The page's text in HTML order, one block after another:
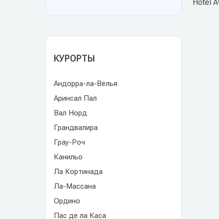
КУРОРТЫ
Андорра-ла-Велья
Аринсал Пал
Вал Норд
Грандвалира
Грау-Роч
Канильо
Ла Кортинада
Ла-Массана
Ордино
Пас де ла Каса
Hotel